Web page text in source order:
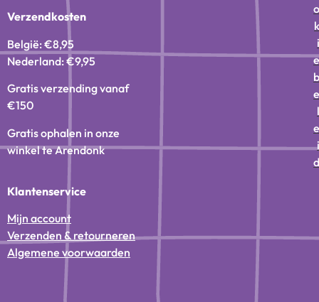
Verzendkosten
België: €8,95
Nederland: €9,95
Gratis verzending vanaf
€150
Gratis ophalen in onze
winkel te Arendonk
Klantenservice
Mijn account
Verzenden & retourneren
Algemene voorwaarden
o
k
i
e
b
e
l
e
i
d